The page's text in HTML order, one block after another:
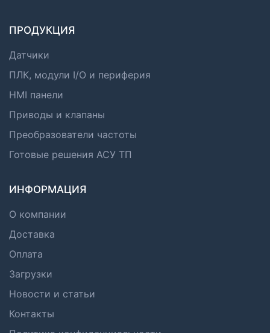
ПРОДУКЦИЯ
Датчики
ПЛК, модули I/O и периферия
HMI панели
Приводы и клапаны
Преобразователи частоты
Готовые решения АСУ ТП
ИНФОРМАЦИЯ
О компании
Доставка
Оплата
Загрузки
Новости и статьи
Контакты